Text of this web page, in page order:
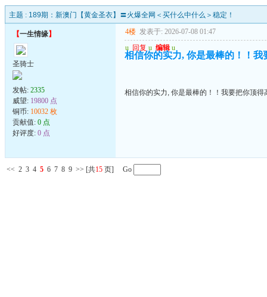
主题 : 189期：新澳门【黄金圣衣】〓火爆全网＜买什么中什么＞稳定！
【一生情缘】
圣骑士
发帖: 2335
威望: 19800 点
铜币: 10032 枚
贡献值: 0 点
好评度: 0 点
4楼 发表于: 2026-07-08 01:47
u 回复 u 编辑 u
相信你的实力, 你是最棒的！！我
相信你的实力, 你是最棒的！！我要把你顶得
<< 2 3 4 5 6 7 8 9 >> [共15 页] Go